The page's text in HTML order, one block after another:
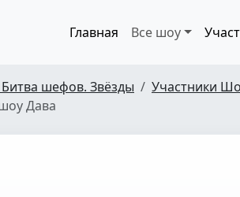
Главная Все шоу
шефов. Звёзды
Участники
Дава